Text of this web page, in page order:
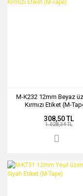
M-K232 12mm Beyaz
Kırmızı Etiket (M-
308,50 TL
1.028,34 TL